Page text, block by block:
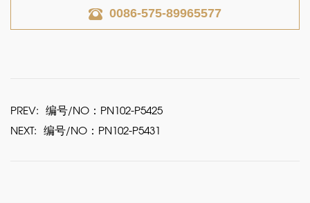
0086-575-89965577
PREV: 编号/NO：PN102-P5425
NEXT: 编号/NO：PN102-P5431